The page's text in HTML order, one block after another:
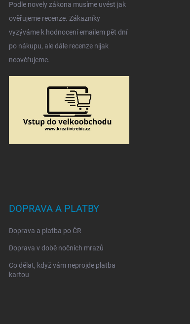
Podle novely zákona musíme uvést jak
ověřujeme recenze. Zákazníky
vyzýváme k hodnocení emailem pět dní
po nákupu, ale dále recenze nijak
neověřujeme.
DOPRAVA A PLATBY
Doprava a platba po ČR
Doprava v době nočních mrazů
Co dělat, když vám neprojde platba
kartou